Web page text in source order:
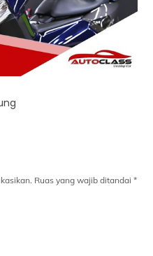
Ruas yang wajib ditandai*